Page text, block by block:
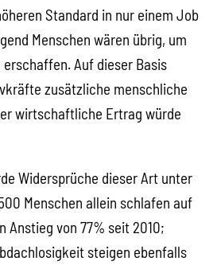
Standard in nur einem Job
Menschen wären übrig, um
Auf dieser Basis
zusätzliche menschliche
wirtschaftliche Ertrag würde
Widersprüche dieser Art unter
Menschen allein schlafen auf
Anstieg von 77% seit 2010;
steigen ebenfalls